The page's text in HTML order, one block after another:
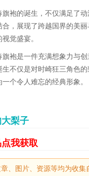
旗袍的诞生，不仅满足了
，展现了跨越国界的美
觉盛宴。
旗袍是一件充满想象力与
生不仅是对时崎狂三角色
个令人难忘的经典形象。
梨子
我获取
、图片、资源等均为收